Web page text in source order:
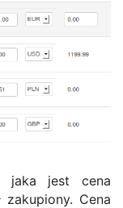
jaka jest cena
Cena